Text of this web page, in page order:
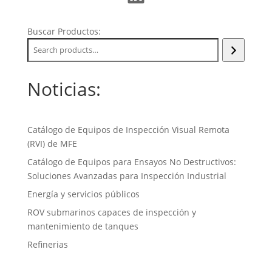
Buscar Productos:
Noticias:
Catálogo de Equipos de Inspección Visual Remota
(RVI) de MFE
Catálogo de Equipos para Ensayos No Destructivos:
Soluciones Avanzadas para Inspección Industrial
Energía y servicios públicos
ROV submarinos capaces de inspección y
mantenimiento de tanques
Refinerias